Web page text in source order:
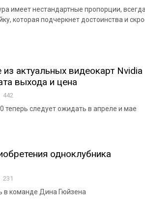
имеет нестандартные пропорции, всегда
которая подчеркнет достоинства и
актуальных видеокарт Nvidia
выхода и цена
442
теперь следует ожидать в апреле и мае
одноклубника
231
в команде Дина Гюйзена